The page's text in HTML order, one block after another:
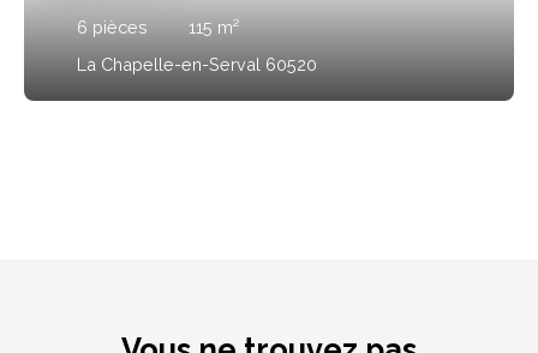
6 pièces 115 m²
La Chapelle-en-Serval 60520